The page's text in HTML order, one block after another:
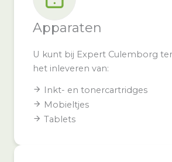
Apparaten
U kunt bij Expert Culemborg
het inleveren van:
Inkt- en tonercartridges
Mobieltjes
Tablets